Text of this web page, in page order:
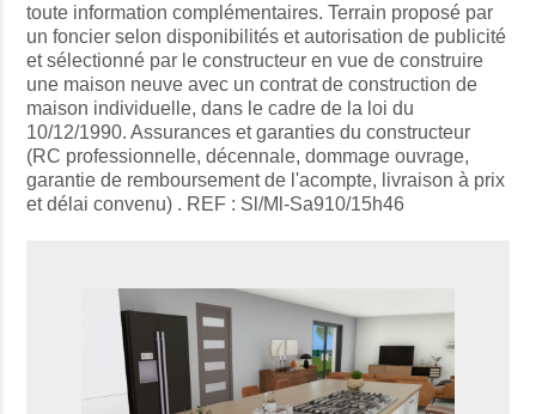
toute information complémentaires. Terrain proposé par
un foncier selon disponibilités et autorisation de publicité
et sélectionné par le constructeur en vue de construire
une maison neuve avec un contrat de construction de
maison individuelle, dans le cadre de la loi du
10/12/1990. Assurances et garanties du constructeur
(RC professionnelle, décennale, dommage ouvrage,
garantie de remboursement de l'acompte, livraison à prix
et délai convenu) . REF : Sl/Ml-Sa910/15h46